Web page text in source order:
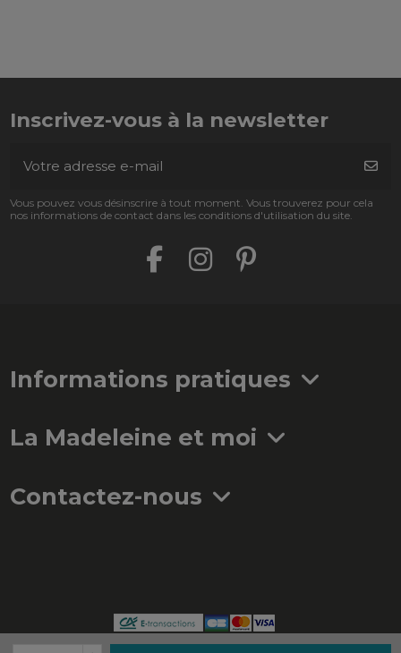
Inscrivez-vous à la newsletter
Vous pouvez vous désinscrire à tout moment. Vous trouverez pour cela
nos informations de contact dans les conditions d'utilisation du site.
Informations pratiques
La Madeleine et moi
Contactez-nous